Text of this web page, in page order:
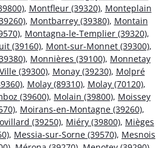
, Montfleur (39320), Monteplain
, Montbarrey (39380), Montain
, Montagna-le-Templier (39320),
(39160), Mont-sur-Monnet (39300),
, Monnières (39100), Monnetay
(39300), Monay (39230), Molpré
, Molay (89310), Molay (70120),
(39600), Molain (39800), Moissey
, Moirans-en-Montagne (39260),
(39250), Miéry (39800), Mièges
, Messia-sur-Sorne (39570), Mesnois